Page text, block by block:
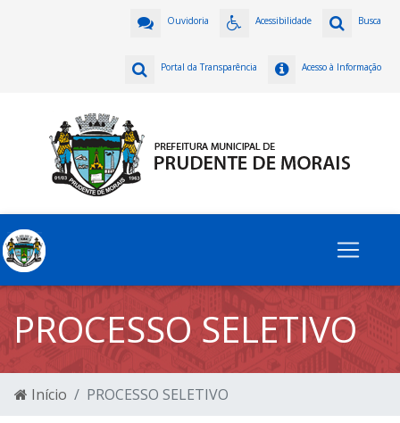
Busca
Acessibilidade
Ouvidoria
Acesso à Informação
Portal da Transparência
PROCESSO SELETIVO
Início PROCESSO SELETIVO